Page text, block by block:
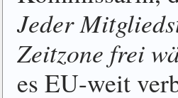
Jeder
Zeitzone frei
es EU-weit